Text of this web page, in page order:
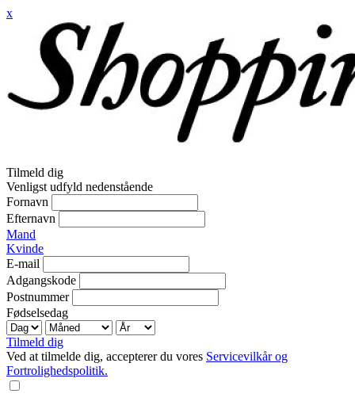
x
Tilmeld dig
Venligst udfyld nedenstående
Fornavn
Efternavn
Mand
Kvinde
E-mail
Adgangskode
Postnummer
Fødselsedag
Tilmeld dig
Ved at tilmelde dig, accepterer du vores Servicevilkår og
Fortrolighedspolitik.